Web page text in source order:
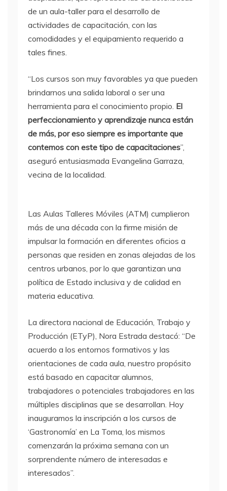
de un aula-taller para el desarrollo de
actividades de capacitación, con las
comodidades y el equipamiento requerido a
tales fines.
“Los cursos son muy favorables ya que pueden
brindarnos una salida laboral o ser una
herramienta para el conocimiento propio. El
perfeccionamiento y aprendizaje nunca están
de más, por eso siempre es importante que
contemos con este tipo de capacitaciones”,
aseguró entusiasmada Evangelina Garraza,
vecina de la localidad.
Las Aulas Talleres Móviles (ATM) cumplieron
más de una década con la firme misión de
impulsar la formación en diferentes oficios a
personas que residen en zonas alejadas de los
centros urbanos, por lo que garantizan una
política de Estado inclusiva y de calidad en
materia educativa.
La directora nacional de Educación, Trabajo y
Producción (ETyP), Nora Estrada destacó: “De
acuerdo a los entornos formativos y las
orientaciones de cada aula, nuestro propósito
está basado en capacitar alumnos,
trabajadores o potenciales trabajadores en las
múltiples disciplinas que se desarrollan. Hoy
inauguramos la inscripción a los cursos de
‘Gastronomía’ en La Toma, los mismos
comenzarán la próxima semana con un
sorprendente número de interesadas e
interesados”.